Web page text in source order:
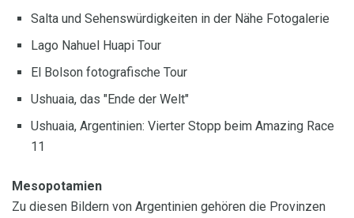
Salta und Sehenswürdigkeiten in der Nähe Fotogalerie
Lago Nahuel Huapi Tour
El Bolson fotografische Tour
Ushuaia, das "Ende der Welt"
Ushuaia, Argentinien: Vierter Stopp beim Amazing Race
11
Mesopotamien
Zu diesen Bildern von Argentinien gehören die Provinzen